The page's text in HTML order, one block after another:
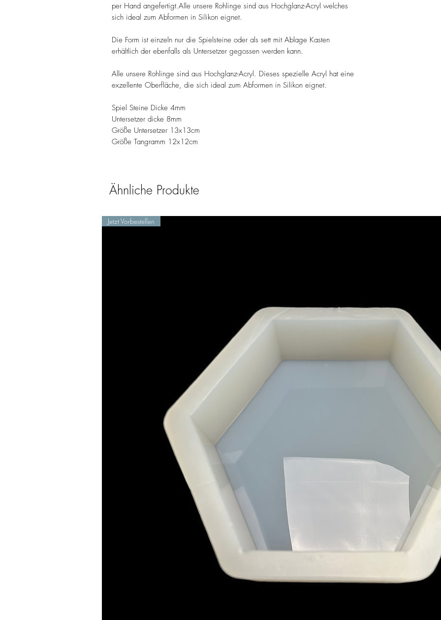
per Hand angefertigt.Alle unsere Rohlinge sind aus Hochglanz-Acryl welches
sich ideal zum Abformen in Silikon eignet.
Die Form ist einzeln nur die Spielsteine oder als sett mit Ablage Kasten
erhältlich der ebenfalls als Untersetzer gegossen werden kann.
Alle unsere Rohlinge sind aus Hochglanz-Acryl. Dieses spezielle Acryl hat eine
exzellente Oberfläche, die sich ideal zum Abformen in Silikon eignet.
Spiel Steine Dicke 4mm
Untersetzer dicke 8mm
Größe Untersetzer 13x13cm
Größe Tangramm 12x12cm
Ähnliche Produkte
Jetzt Vorbestellen